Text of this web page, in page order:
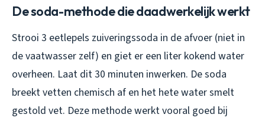
De soda-methode die daadwerkelijk werkt
Strooi 3 eetlepels zuiveringssoda in de afvoer (niet in
de vaatwasser zelf) en giet er een liter kokend water
overheen. Laat dit 30 minuten inwerken. De soda
breekt vetten chemisch af en het hete water smelt
gestold vet. Deze methode werkt vooral goed bij